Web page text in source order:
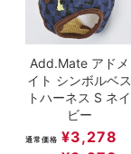
Add.Mate アドメ
イト シンボルベス
トハーネス S ネイ
ビー
通常価格 ¥3,278